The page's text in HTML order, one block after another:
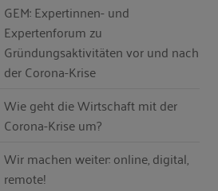
GEM: Expertinnen- und
Expertenforum zu
Gründungsaktivitäten vor und nach
der Corona-Krise
Wie geht die Wirtschaft mit der
Corona-Krise um?
Wir machen weiter: online, digital,
remote!